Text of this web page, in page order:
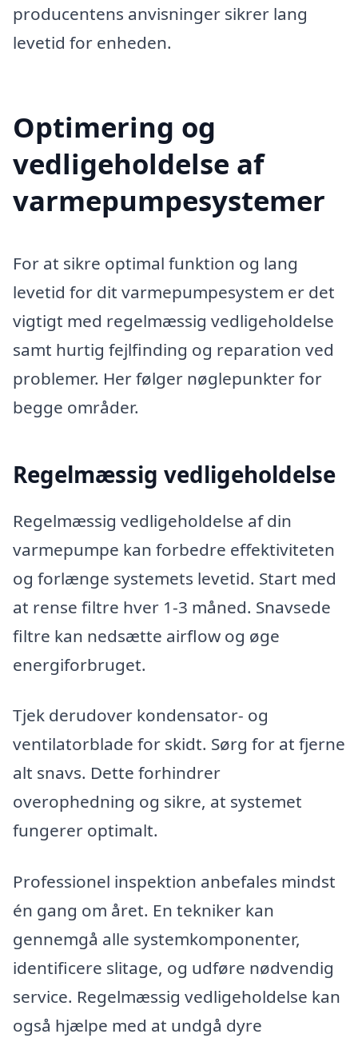
producentens anvisninger sikrer lang
levetid for enheden.
Optimering og
vedligeholdelse af
varmepumpesystemer
For at sikre optimal funktion og lang
levetid for dit varmepumpesystem er det
vigtigt med regelmæssig vedligeholdelse
samt hurtig fejlfinding og reparation ved
problemer. Her følger nøglepunkter for
begge områder.
Regelmæssig vedligeholdelse
Regelmæssig vedligeholdelse af din
varmepumpe kan forbedre effektiviteten
og forlænge systemets levetid. Start med
at rense filtre hver 1-3 måned. Snavsede
filtre kan nedsætte airflow og øge
energiforbruget.
Tjek derudover kondensator- og
ventilatorblade for skidt. Sørg for at fjerne
alt snavs. Dette forhindrer
overophedning og sikre, at systemet
fungerer optimalt.
Professionel inspektion anbefales mindst
én gang om året. En tekniker kan
gennemgå alle systemkomponenter,
identificere slitage, og udføre nødvendig
service. Regelmæssig vedligeholdelse kan
også hjælpe med at undgå dyre